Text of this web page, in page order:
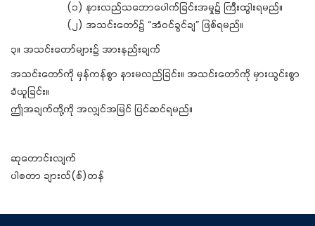
(၁) နားလည်သဘောပေါက်ခြင်းအမှု၌ ကြီးထွါးရမည်။
(၂) အသင်းတော်၌ “အံဝင်ခွင်ချ” ဖြစ်ရမည်။
၃။ အသင်းတော်များ၌ အားနည်းချက်
အသင်းတော်ကို မှန်ကန်စွာ နားမလည်ခြင်း။ အသင်းတော်ကို မှားယွင်းစွာ
ခံယူခြင်း။
ဤအချက်တို့ကို အလျှင်အမြင် ပြင်ဆင်ရမည်။
ဆုတောင်းလျက်
ပါစတာ ချားလ်(စ်)တန်